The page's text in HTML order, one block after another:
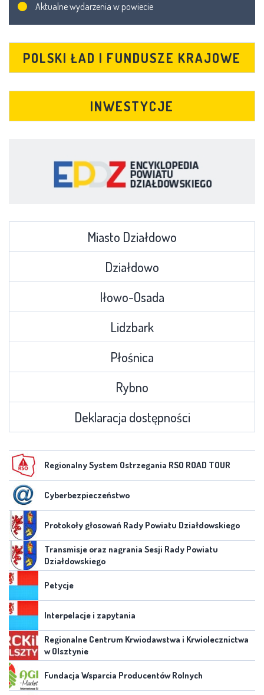
Aktualne wydarzenia w powiecie
POLSKI ŁAD I FUNDUSZE KRAJOWE
INWESTYCJE
Miasto Działdowo
Działdowo
Iłowo-Osada
Lidzbark
Płośnica
Rybno
Deklaracja dostępności
Regionalny System Ostrzegania RSO ROAD TOUR
Cyberbezpieczeństwo
Protokoły głosowań Rady Powiatu Działdowskiego
Transmisje oraz nagrania Sesji Rady Powiatu
Działdowskiego
Petycje
Interpelacje i zapytania
Regionalne Centrum Krwiodawstwa i Krwiolecznictwa
w Olsztynie
Fundacja Wsparcia Producentów Rolnych